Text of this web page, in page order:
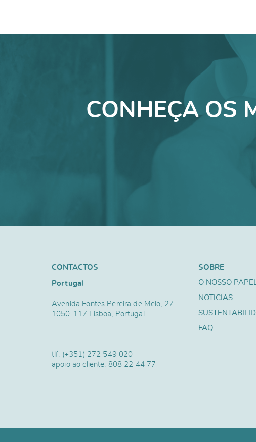
CONHEÇA OS
CONTACTOS
Portugal
Avenida Fontes Pereira de Melo, 27
1050-117 Lisboa, Portugal
tlf. (+351) 272 549 020
apoio ao cliente. 808 22 44 77
SOBRE
O NOSSO
NOTICIAS
FAQ